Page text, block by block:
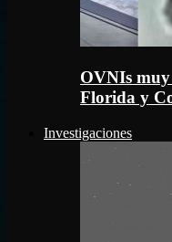
OVNIs muy
Florida y
Investigaciones